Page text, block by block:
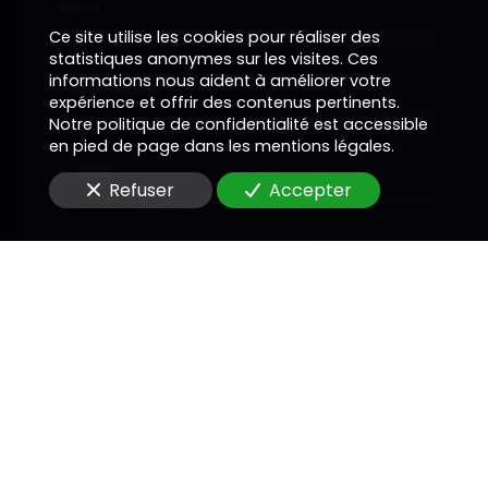
Téléphone
E-Mail
Ce site utilise les cookies pour réaliser des
statistiques anonymes sur les visites. Ces
informations nous aident à améliorer votre
expérience et offrir des contenus pertinents.
Notre politique de confidentialité est accessible
en pied de page dans les mentions légales.
Refuser Accepter